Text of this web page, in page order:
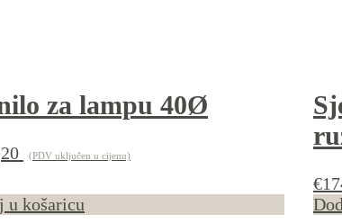
za lampu 40Ø
(PDV uključen u cijenu)
u košaricu
€